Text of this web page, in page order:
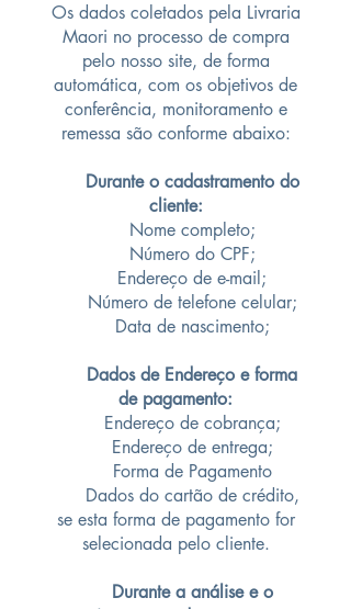
Os dados coletados pela Livraria
Maori no processo de compra
pelo nosso site, de forma
automática, com os objetivos de
conferência, monitoramento e
remessa são conforme abaixo:
Durante o cadastramento do
cliente:
Nome completo;
Número do CPF;
Endereço de e-mail;
Número de telefone celular;
Data de nascimento;
Dados de Endereço e forma
de pagamento:
Endereço de cobrança;
Endereço de entrega;
Forma de Pagamento
Dados do cartão de crédito,
se esta forma de pagamento for
selecionada pelo cliente.
Durante a análise e o